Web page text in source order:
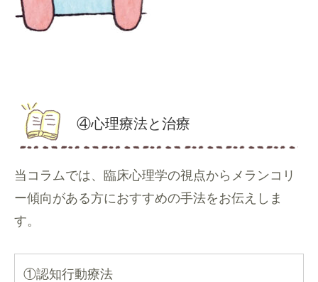
④心理療法と治療
当コラムでは、臨床心理学の視点からメランコリ
ー傾向がある方におすすめの手法をお伝えしま
す。
①認知行動療法